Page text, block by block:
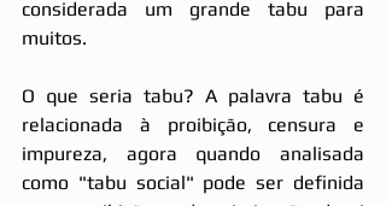
considerada um grande tabu para
muitos.
O que seria tabu? A palavra tabu é
relacionada à proibição, censura e
impureza, agora quando analisada
como "tabu social" pode ser definida